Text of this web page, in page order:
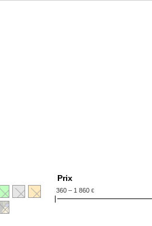
Prix
360 – 1 860 €